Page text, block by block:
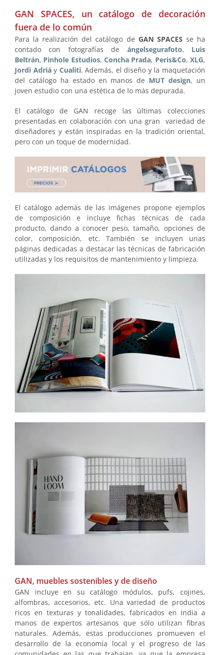
GAN SPACES, un catálogo de decoración
fuera de lo común
Para la realización del catálogo de GAN SPACES se ha
contado con fotografías de ángelsegurafoto, Luis
Beltrán, Pinhole Estudios,Concha Prada, Peris&Co,XLG,
Jordi Adriáy Cualiti. Además, el diseño y la maquetación
del catálogo ha estado en manos de MUT design, un
joven estudio con una estética de lo más depurada.
El catálogo de GAN recoge las últimas colecciones
presentadas en colaboración con una gran variedad de
diseñadores y están inspiradas en la tradición oriental,
pero con un toque de modernidad.
El catálogo además de las imágenes propone ejemplos
de composición e incluye fichas técnicas de cada
producto, dando a conocer peso, tamaño, opciones de
color, composición, etc. También se incluyen unas
páginas dedicadas a destacar las técnicas de fabricación
utilizadas y los requisitos de mantenimiento y limpieza.
GAN, muebles sostenibles y de diseño
GAN incluye en su catálogo módulos, pufs, cojines,
alfombras, accesorios, etc. Una variedad de productos
ricos en texturas y tonalidades, fabricados en India a
manos de expertos artesanos que sólo utilizan fibras
naturales. Además, estas producciones promueven el
desarrollo de la economía local y el progreso de las